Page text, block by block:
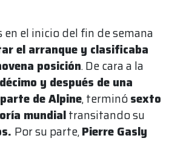
el inicio del fin de semana
el arranque y clasificaba
posición. De cara a la
y después de una
de Alpine, terminósexto
mundialtransitando su
Por su parte,Pierre Gasly